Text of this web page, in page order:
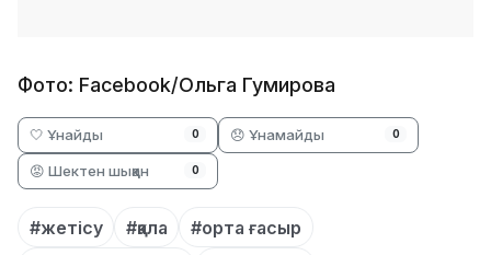
Фото: Facebook/Ольга Гумирова
🤍 Ұнайды 0 😞 Ұнамайды 0
😡 Шектен шыққан 0
#жетісу #қала
#орта ғасыр